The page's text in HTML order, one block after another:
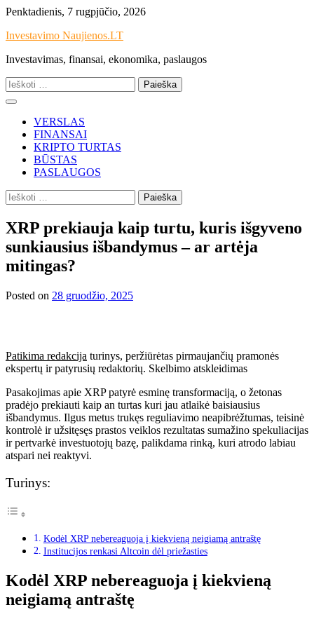
Skip
content
Penktadienis, 7 rugpjūčio, 2026
Investavimo Naujienos.LT
Investavimas, finansai, ekonomika, paslaugos
Ieškoti:
VERSLAS
FINANSAI
KRIPTO TURTAS
BŪSTAS
PASLAUGOS
Ieškoti:
XRP prekiauja kaip turtu, kuris išgyveno
sunkiausius išbandymus – ar artėja
mitingas?
Posted on 28 gruodžio, 2025
Patikima redakcija turinys, peržiūrėtas pirmaujančių pramonės
ekspertų ir patyrusių redaktorių. Skelbimo atskleidimas
Pasakojimas apie XRP patyrė esminę transformaciją, o žetonas
pradėjo prekiauti kaip an turtas kuri jau atlaikė baisiausius
išbandymus. Ilgus metus trukęs reguliavimo neapibrėžtumas, teisinė
kontrolė ir užsitęsęs prastos veiklos rezultatas sumažino spekuliacijas
ir pertvarkė investuotojų bazę, palikdama rinką, kuri atrodo labiau
atspari nei reaktyvi.
Turinys:
Kodėl XRP nebereaguoja į kiekvieną neigiamą antraštę
Institucijos renkasi Altcoin dėl priežasties
Kodėl XRP nebereaguoja į kiekvieną
neigiamą antraštę